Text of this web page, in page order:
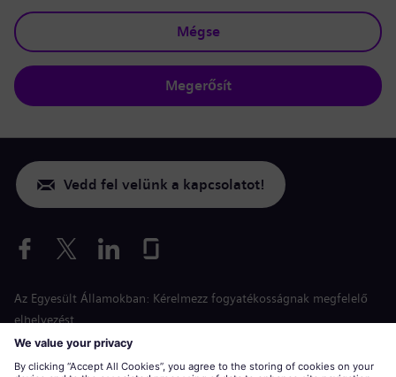
Mégse
Megerősít
Vedd fel velünk a kapcsolatot!
Az Egyesült Államokban: Kérelmezz fogyatékosságnak megfelelő
elhelyezést
Esélyegyenlőség a jelentkezés során
siemens-energy.comGlobális weboldal